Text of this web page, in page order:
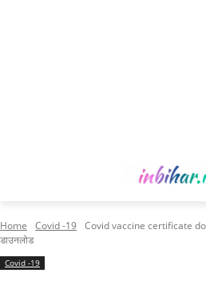
Home Covid -19 Covid vaccine certificate
डाउनलोड
Covid -19